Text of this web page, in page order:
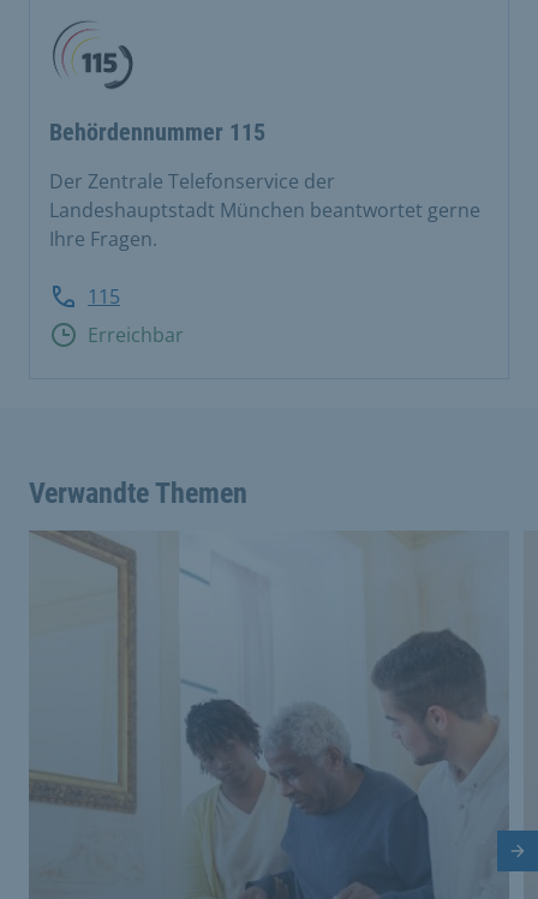
Behördennummer 115
Der Zentrale Telefonservice der
Landeshauptstadt München beantwortet gerne
Ihre Fragen.
115
Erreichbar
Verwandte Themen